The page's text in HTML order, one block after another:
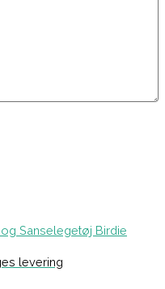
levering